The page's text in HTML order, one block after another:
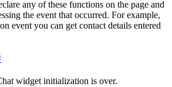
any of these functions on the page and
the event that occurred. For example,
event you can get contact details entered
widget initialization is over.